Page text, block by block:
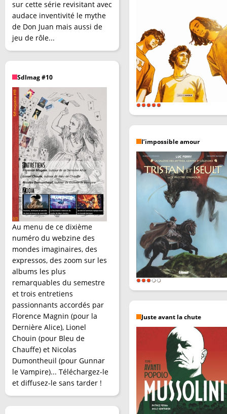
sur cette série revisitant avec
audace inventivité le mythe
de Don Juan mais aussi de
jeu de rôle...
SdImag #10
Au menu de ce dixième
numéro du webzine des
mondes imaginaires, des
expressos, des zoom sur les
albums les plus
remarquables du semestre
et trois entretiens
passionnants accordés par
Florence Magnin (pour la
Dernière Alice), Lionel
Chouin (pour Bleu de
Chauffe) et Nicolas
Dumontheuil (pour Gunnar
le Vampire)... Téléchargez-le
et diffusez-le sans tarder !
l’impossible amour
Juste avant la chute